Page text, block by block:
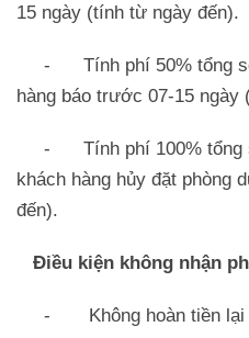
15 ngày (tính từ ngày đến).
- Tính phí 50% tổng số
hàng báo trước 07-15 ngày
- Tính phí 100% tổng
khách hàng hủy đặt phòng
đến).
Điều kiện không nhận
- Không hoàn tiền lại